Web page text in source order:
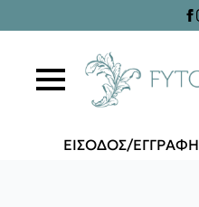
ΕΙΣΟΔΟΣ/ΕΓΓΡΑΦΗ